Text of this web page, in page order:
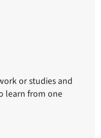
or studies and
learn from one